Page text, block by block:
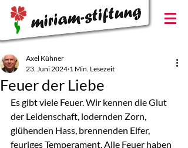
Feuer der Liebe
Axel Kühner
23. Juni 2024 1 Min. Lesezeit
Es gibt viele Feuer. Wir kennen die Glut
der Leidenschaft, lodernden Zorn,
glühenden Hass, brennenden Eifer,
feuriges Temperament. Alle Feuer haben